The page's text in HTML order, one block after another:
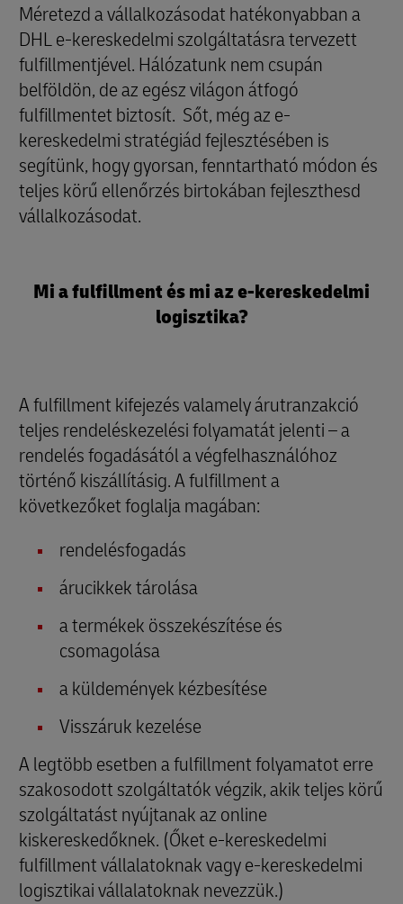
Méretezd a vállalkozásodat hatékonyabban a
DHL e-kereskedelmi szolgáltatásra tervezett
fulfillmentjével. Hálózatunk nem csupán
belföldön, de az egész világon átfogó
fulfillmentet biztosít. Sőt, még az e-
kereskedelmi stratégiád fejlesztésében is
segítünk, hogy gyorsan, fenntartható módon és
teljes körű ellenőrzés birtokában fejleszthesd
vállalkozásodat.
Mi a fulfillment és mi az e-kereskedelmi
logisztika?
A fulfillment kifejezés valamely árutranzakció
teljes rendeléskezelési folyamatát jelenti – a
rendelés fogadásától a végfelhasználóhoz
történő kiszállításig. A fulfillment a
következőket foglalja magában:
rendelésfogadás
árucikkek tárolása
a termékek összekészítése és
csomagolása
a küldemények kézbesítése
Visszáruk kezelése
A legtöbb esetben a fulfillment folyamatot erre
szakosodott szolgáltatók végzik, akik teljes körű
szolgáltatást nyújtanak az online
kiskereskedőknek. (Őket e-kereskedelmi
fulfillment vállalatoknak vagy e-kereskedelmi
logisztikai vállalatoknak nevezzük.)